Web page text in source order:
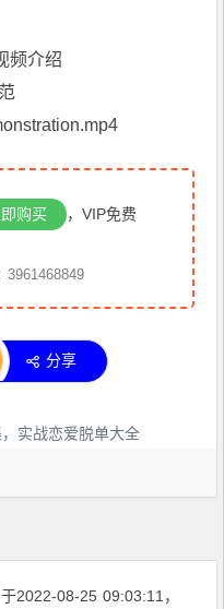
频介绍
购买 ，VIP免费
客服QQ：3961468849
分享
2022-08-25 09:03:11 ，